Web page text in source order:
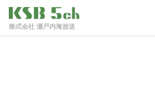
株式会社 瀬戸内海放送